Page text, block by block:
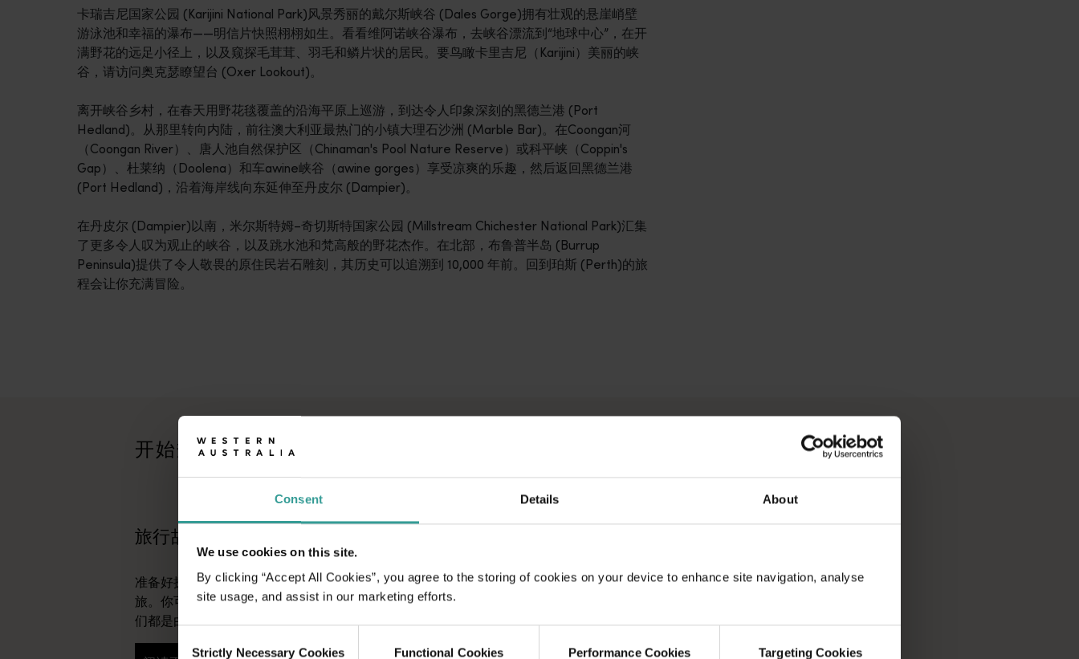
Consent Details About
We use cookies on this site.
By clicking “Accept All Cookies”, you agree to the storing of cookies on your device to enhance site navigation, analyse
site usage, and assist in our marketing efforts.
Selection
Strictly Necessary Cookies Functional Cookies Performance Cookies Targeting Cookies
卡瑞吉尼国家公园 (Karijini National Park)风景秀丽的戴尔斯峡谷 (Dales Gorge)拥有壮观的悬崖峭壁
游泳池和幸福的瀑布——明信片快照栩栩如生。看看维阿诺峡谷瀑布，去峡谷漂流到“地球中心”，在开
满野花的远足小径上，以及窥探毛茸茸、羽毛和鳞片状的居民。要鸟瞰卡里吉尼（Karijini）美丽的峡
谷，请访问奥克瑟瞭望台 (Oxer Lookout)。
离开峡谷乡村，在春天用野花毯覆盖的沿海平原上巡游，到达令人印象深刻的黑德兰港 (Port
Hedland)。从那里转向内陆，前往澳大利亚最热门的小镇大理石沙洲 (Marble Bar)。在Coongan河
（Coongan River）、唐人池自然保护区（Chinaman's Pool Nature Reserve）或科平峡（Coppin's
Gap）、杜莱纳（Doolena）和车awine峡谷（awine gorges）享受凉爽的乐趣，然后返回黑德兰港
(Port Hedland)，沿着海岸线向东延伸至丹皮尔 (Dampier)。
在丹皮尔 (Dampier)以南，米尔斯特姆–奇切斯特国家公园 (Millstream Chichester National Park)汇集
了更多令人叹为观止的峡谷，以及跳水池和梵高般的野花杰作。在北部，布鲁普半岛 (Burrup
Peninsula)提供了令人敬畏的原住民岩石雕刻，其历史可以追溯到 10,000 年前。回到珀斯 (Perth)的旅
程会让你充满冒险。
<p>前往西澳州旅行？这里有一份实用的旅行提示清单，确保你在体验西澳州美妙的户外生活方式、多样化的文化和异世界般的旅游目的地时充满愉悦并留下难忘的回忆。西澳州拥有阳光最
开始规划
旅行故事
准备好探索了？请看看这些来自西澳大利亚州各地的冒险之
旅。你可以按地点和体验进行筛选，找到你感兴趣的故事，它
们都是由像你一样的旅行者撰写的。